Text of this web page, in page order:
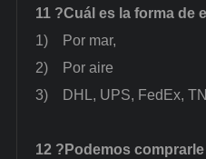
11 ?Cuál es la forma de
1)
Por mar,
2)
Por aire
3)
DHL, UPS, FedEx,
12 ?Podemos